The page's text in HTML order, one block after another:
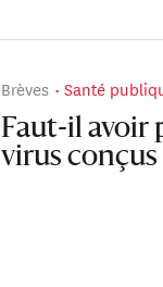
Brèves Santé
Faut-il avoir
virus conçus